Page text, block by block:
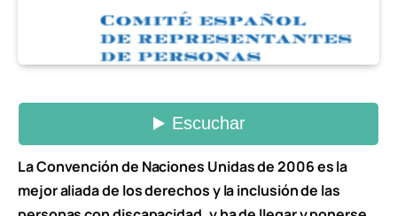
La Convención de Naciones Unidas de 2006 es la
mejor aliada de los derechos y la inclusión de las